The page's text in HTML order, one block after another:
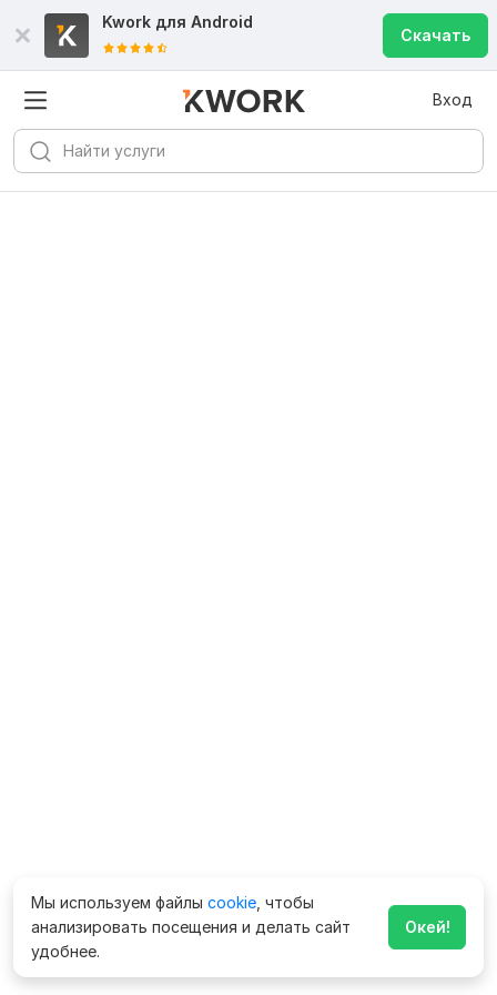
Kwork для Android
Скачать
Вход
Мы используем файлы cookie , чтобы
анализировать посещения и делать сайт
удобнее.
Окей!